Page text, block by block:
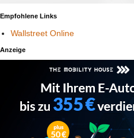
Empfohlene Links
Wallstreet Online
Anzeige